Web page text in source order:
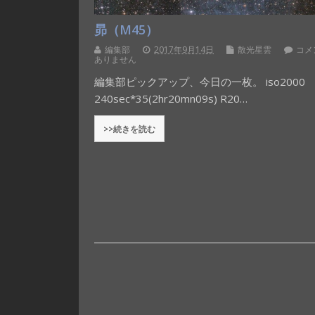
昴（M45）
編集部 2017年9月14日 散光星雲
コ
ありません
編集部ピックアップ、今日の一枚。 iso2000
240sec*35(2hr20mn09s) R20…
>>続きを読む